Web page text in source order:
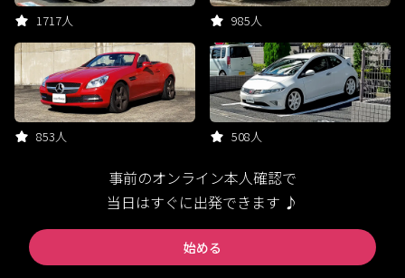
1717人 985人
853人 508人
事前のオンライン本人確認で
当日はすぐに出発できます ♪
始める